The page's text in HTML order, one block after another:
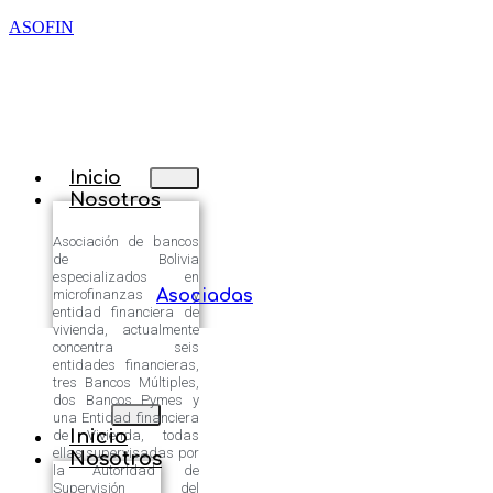
ASOFIN
Inicio
Nosotros
Asociación de bancos
de Bolivia
especializados en
microfinanzas y
entidad financiera de
vivienda, actualmente
concentra seis
entidades financieras,
tres Bancos Múltiples,
dos Bancos Pymes y
una Entidad financiera
de Vivienda, todas
ellas supervisadas por
la Autoridad de
Supervisión del
Asociadas
Inicio
Nosotros